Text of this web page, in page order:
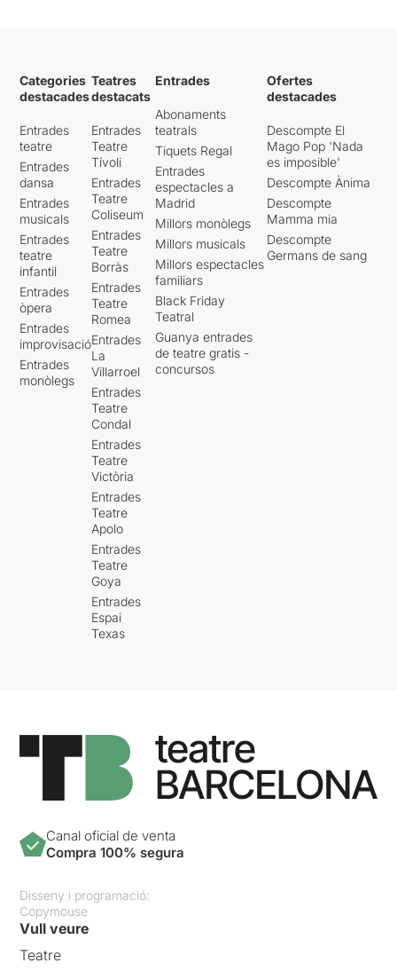
Categories
destacades
Entrades
teatre
Entrades
dansa
Entrades
musicals
Entrades
teatre
infantil
Entrades
òpera
Entrades
improvisació
Entrades
monòlegs
Teatres
destacats
Entrades
Teatre
Tívoli
Entrades
Teatre
Coliseum
Entrades
Teatre
Borràs
Entrades
Teatre
Romea
Entrades
La
Villarroel
Entrades
Teatre
Condal
Entrades
Teatre
Victòria
Entrades
Teatre
Apolo
Entrades
Teatre
Goya
Entrades
Espai
Texas
Entrades
Abonaments
teatrals
Tiquets Regal
Entrades
espectacles a
Madrid
Millors monòlegs
Millors musicals
Millors espectacles
familiars
Black Friday
Teatral
Guanya entrades
de teatre gratis -
concursos
Ofertes
destacades
Descompte El
Mago Pop 'Nada
es imposible'
Descompte Ànima
Descompte
Mamma mia
Descompte
Germans de sang
Canal oficial de venta
Compra 100% segura
Disseny i programació:
Copymouse
Vull veure
Teatre